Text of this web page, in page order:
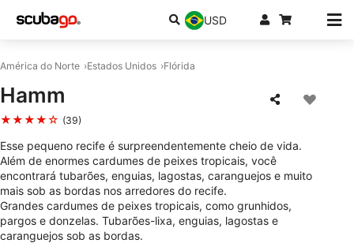
USD
América do Norte Estados Unidos Flórida
Hamm
★★★★☆ (39)
Esse pequeno recife é surpreendentemente cheio de vida.
Além de enormes cardumes de peixes tropicais, você
encontrará tubarões, enguias, lagostas, caranguejos e muito
mais sob as bordas nos arredores do recife.
Grandes cardumes de peixes tropicais, como grunhidos,
pargos e donzelas. Tubarões-lixa, enguias, lagostas e
caranguejos sob as bordas.